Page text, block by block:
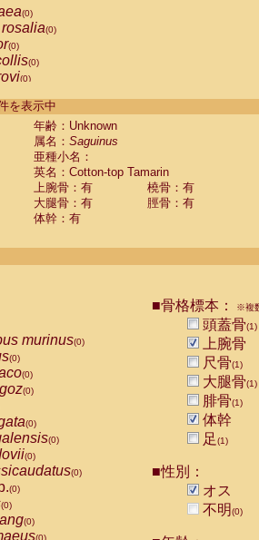
(0)
(0)
(0)
(0)
(0)
(0)
(0)
(0)
(0)
(0)
(0)
(0)
cana
rubicundus
を表示中
年齢：Unknown
属名： Saguinus
亜種小名：
英名：Cotton-top Tamarin
上腕骨：有
橈骨：有
大腿骨：有
脛骨：有
体幹：有
murinus(0)
(0)
(0)
(0)
(0)
(0)
(0)
(0)
(0)
(0)
(0)
(0)
■骨格標本： ※複
頭蓋骨(1)
上腕骨
尺骨(1)
大腿骨(1)
腓骨(1)
体幹
足(1)
■性別：
オス
不明(0)